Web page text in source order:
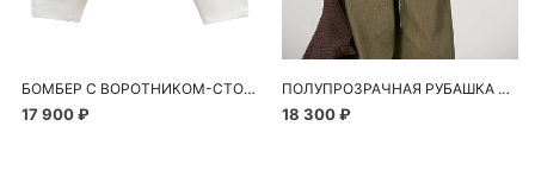
БОМБЕР С ВОРОТНИКОМ-СТОЙКОЙ
17 900 ₽
ПОЛУПРОЗРАЧНАЯ РУБАШКА С РОМАШКАМИ
18 300 ₽